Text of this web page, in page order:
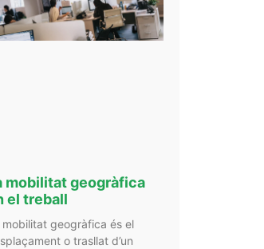
mobilitat geogràfica
el treball
mobilitat geogràfica és el
o trasllat d’un